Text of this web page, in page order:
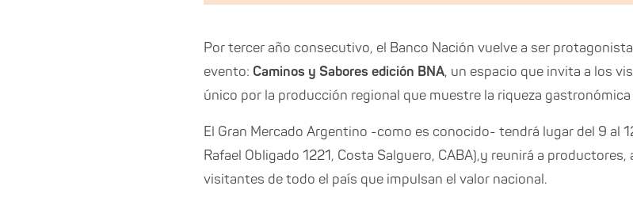
Por tercer año consecutivo, el Banco Nación vuelve a ser
evento: Caminos y Sabores edición BNA, un espacio que invita a los
único por la producción regional que muestre la riqueza
El Gran Mercado Argentino -como es conocido- tendrá lugar del 9 al
Rafael Obligado 1221, Costa Salguero, CABA),y reunirá a
visitantes de todo el país que impulsan el valor nacional.